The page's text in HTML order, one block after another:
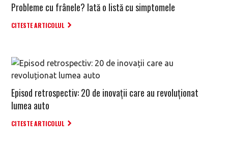
Probleme cu frânele? Iată o listă cu simptomele
CITESTE ARTICOLUL
Episod retrospectiv: 20 de inovații care au revoluționat
lumea auto
CITESTE ARTICOLUL